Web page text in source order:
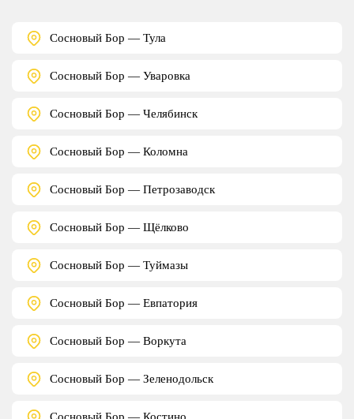
Сосновый Бор — Тула
Сосновый Бор — Уваровка
Сосновый Бор — Челябинск
Сосновый Бор — Коломна
Сосновый Бор — Петрозаводск
Сосновый Бор — Щёлково
Сосновый Бор — Туймазы
Сосновый Бор — Евпатория
Сосновый Бор — Воркута
Сосновый Бор — Зеленодольск
Сосновый Бор — Костино